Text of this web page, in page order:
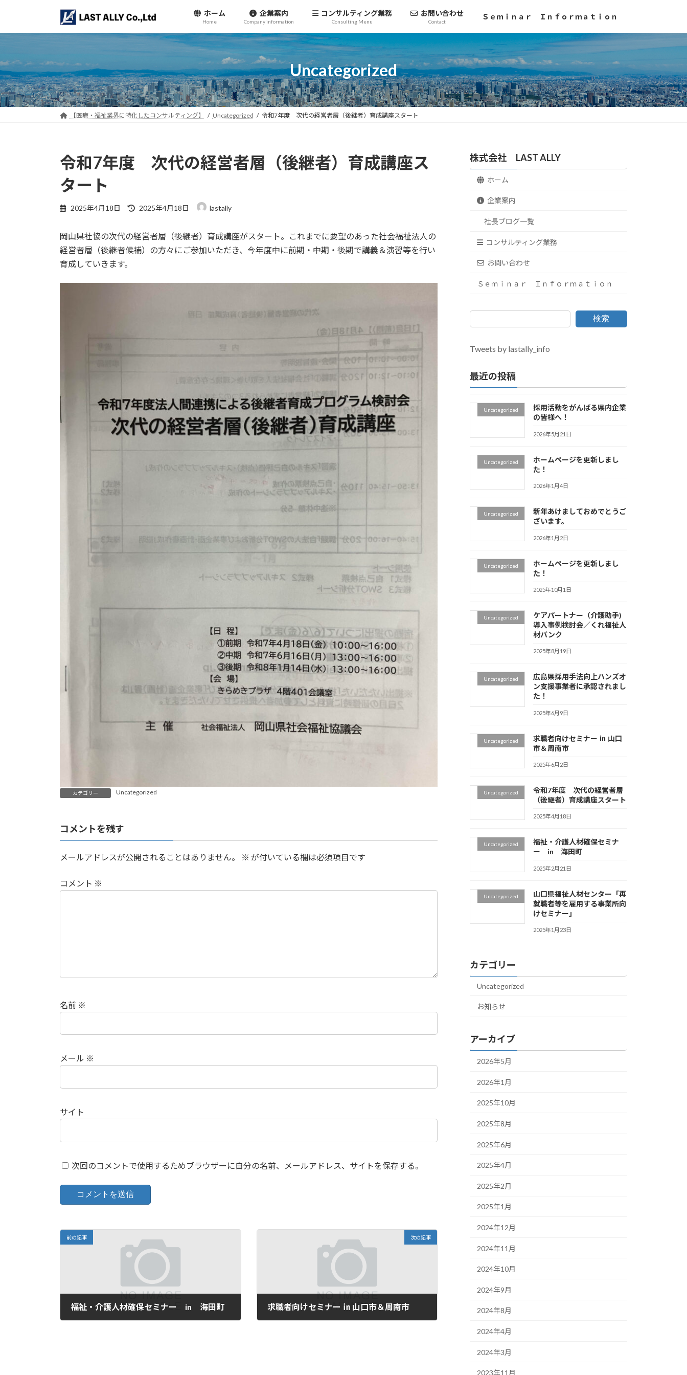
へ
ス
キ
ッ
ョ
ン
に
移
ホーム
Home
企業案内
Company information
コンサルティング業務
Consulting Menu
お問い合わせ
Contact
Ｓｅｍｉｎａｒ Ｉｎｆｏｒｍａｔｉｏｎ
Uncategorized
【医療・福祉業界に特化したコンサルティング】 Uncategorized 令和7年度 次代の経営者層（後継者）育成講座スタート
令和7年度 次代の経営者層（後継者）育成講座ス
タート
2025年4月18日
最
新
日
時
2025年4月18日 lastally
岡山県社協の次代の経営者層（後継者）育成講座がスタート。これまでに要望のあった社会福祉法人の
経営者層（後継者候補）の方々にご参加いただき、今年度中に前期・中期・後期で講義＆演習等を行い
育成していきます。
カテゴリー Uncategorized
コメントを残す
メールアドレスが公開されることはありません。 ※ が付いている欄は必須項目です
コメント ※
名前 ※
メール ※
サイト
次回のコメントで使用するためブラウザーに自分の名前、メールアドレス、サイトを保存する。
前の記事
福祉・介護人材確保セミナー in 海田町
次の記事
求職者向けセミナー ㏌ 山口市＆周南市
株式会社 LAST ALLY
ホーム
企業案内
社長ブログ一覧
コンサルティング業務
お問い合わせ
Ｓｅｍｉｎａｒ Ｉｎｆｏｒｍａｔｉｏｎ
検索
Tweets by lastally_info
最近の投稿
Uncategorized
採用活動をがんばる県内企業
の皆様へ！
2026年5月21日
Uncategorized
ホームページを更新しまし
た！
2026年1月4日
Uncategorized
新年あけましておめでとうご
ざいます。
2026年1月2日
Uncategorized
ホームページを更新しまし
た！
2025年10月1日
Uncategorized
ケアパートナー（介護助手)
導入事例検討会／くれ福祉人
材バンク
2025年8月19日
Uncategorized
広島県採用手法向上ハンズオ
ン支援事業者に承認されまし
た！
2025年6月9日
Uncategorized
求職者向けセミナー ㏌ 山口
市＆周南市
2025年6月2日
Uncategorized
令和7年度 次代の経営者層
（後継者）育成講座スタート
2025年4月18日
Uncategorized
福祉・介護人材確保セミナ
ー in 海田町
2025年2月21日
Uncategorized
山口県福祉人材センター「再
就職者等を雇用する事業所向
けセミナー」
2025年1月23日
カテゴリー
Uncategorized
お知らせ
アーカイブ
2026年5月
2026年1月
2025年10月
2025年8月
2025年6月
2025年4月
2025年2月
2025年1月
2024年12月
2024年11月
2024年10月
2024年9月
2024年8月
2024年4月
2024年3月
2023年11月